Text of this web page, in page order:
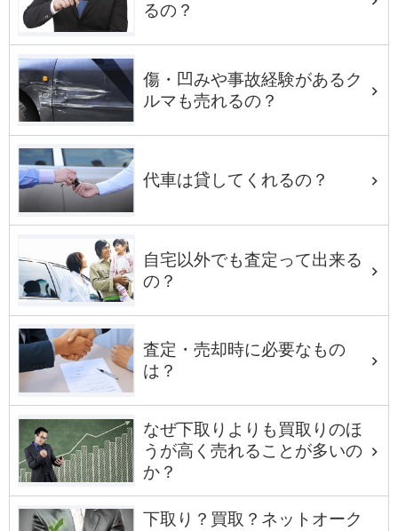
るの？
傷・凹みや事故経験があるク
ルマも売れるの？
代車は貸してくれるの？
自宅以外でも査定って出来る
の？
査定・売却時に必要なもの
は？
なぜ下取りよりも買取りのほ
うが高く売れることが多いの
か？
下取り？買取？ネットオーク